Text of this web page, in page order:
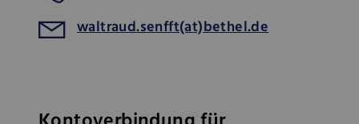
waltraud.senfft(at)bethel.de